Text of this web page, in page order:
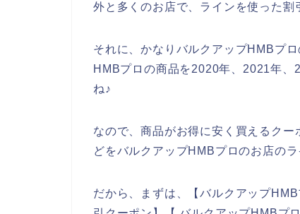
外と多くのお店で、ラインを使った割
それに、かなりバルクアップHMBプ
HMBプロの商品を2020年、2021年、
ね♪
なので、商品がお得に安く買えるク
どをバルクアップHMBプロのお店の
だから、まずは、【バルクアップ